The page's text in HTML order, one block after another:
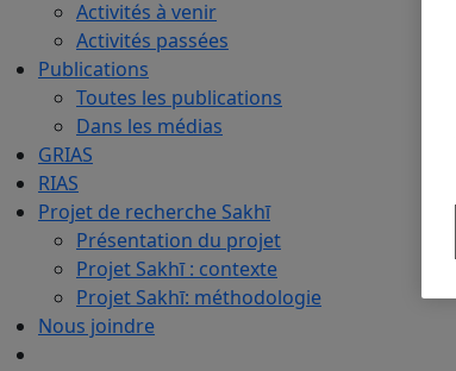
Activités à venir
Activités passées
Publications
Toutes les publications
Dans les médias
GRIAS
RIAS
Projet de recherche Sakhī
Présentation du projet
Projet Sakhī : contexte
Projet Sakhī: méthodologie
Nous joindre